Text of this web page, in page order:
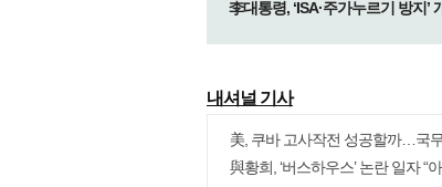
내셔널 기사
more